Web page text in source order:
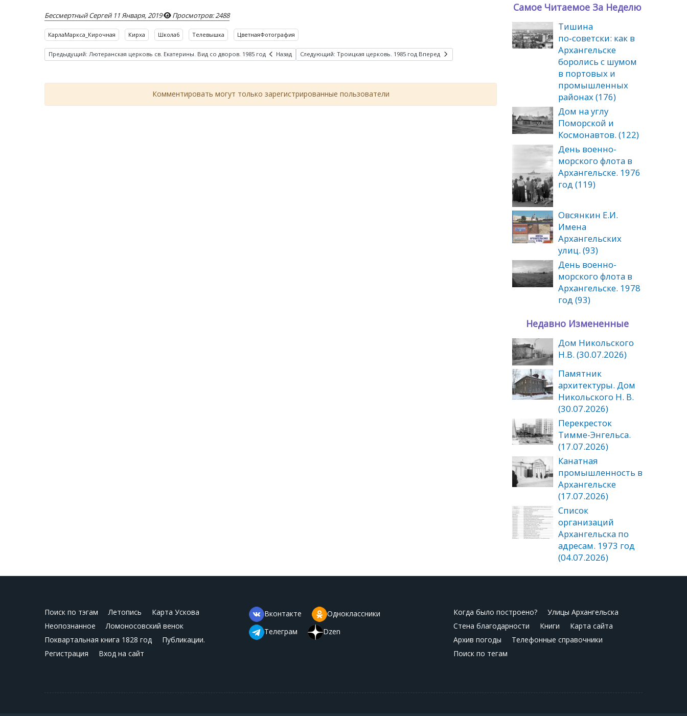
Бессмертный Сергей 11 Января, 2019 Просмотров: 2488
КарлаМаркса_Кирочная Кирха Школа6 Телевышка ЦветнаяФотография
Предыдущий: Лютеранская церковь св. Екатерины. Вид со дворов. 1985 год Назад Следующий: Троицкая церковь. 1985 год Вперед
Комментировать могут только зарегистрированные пользователи
Самое Читаемое За Неделю
Тишина
по‑советски: как в
Архангельске
боролись с шумом
в портовых и
промышленных
районах (176)
Дом на углу
Поморской и
Космонавтов. (122)
День военно-
морского флота в
Архангельске. 1976
год (119)
Овсянкин Е.И.
Имена
Архангельских
улиц. (93)
День военно-
морского флота в
Архангельске. 1978
год (93)
Недавно Измененные
Дом Никольского
Н.В. (30.07.2026)
Памятник
архитектуры. Дом
Никольского Н. В.
(30.07.2026)
Перекресток
Тимме-Энгельса.
(17.07.2026)
Канатная
промышленность в
Архангельске
(17.07.2026)
Список
организаций
Архангельска по
адресам. 1973 год
(04.07.2026)
Поиск по тэгам Летопись
Карта Ускова
Неопознанное
Ломоносовский венок
Поквартальная книга 1828 год
Публикации.
Регистрация
Вход на сайт
Вконтакте
Одноклассники
Телеграм
Dzen
Когда было построено?
Улицы Архангельска
Стена благодарности
Книги
Карта сайта
Архив погоды
Телефонные справочники
Поиск по тегам